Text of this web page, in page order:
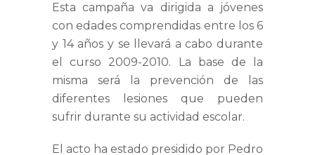
Esta campaña va dirigida a jóvenes
con edades comprendidas entre los 6
y 14 años y se llevará a cabo durante
el curso 2009-2010. La base de la
misma será la prevención de las
diferentes lesiones que pueden
sufrir durante su actividad escolar.
El acto ha estado presidido por Pedro